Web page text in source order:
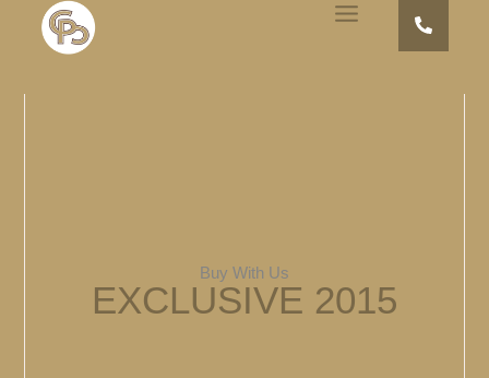
Buy With Us
EXCLUSIVE 2015